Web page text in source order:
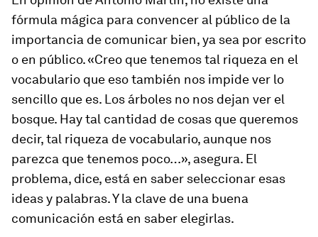
fórmula mágica para convencer al público de la
importancia de comunicar bien, ya sea por escrito
o en público. «Creo que tenemos tal riqueza en el
vocabulario que eso también nos impide ver lo
sencillo que es. Los árboles no nos dejan ver el
bosque. Hay tal cantidad de cosas que queremos
decir, tal riqueza de vocabulario, aunque nos
parezca que tenemos poco…», asegura. El
problema, dice, está en saber seleccionar esas
ideas y palabras. Y la clave de una buena
comunicación está en saber elegirlas.